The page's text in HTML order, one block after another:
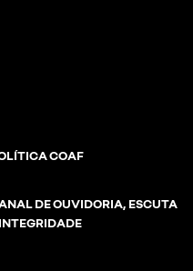
COAF
DE OUVIDORIA, ESCUTA